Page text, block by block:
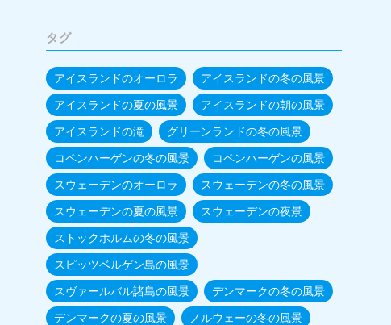
タグ
アイスランドのオーロラ アイスランドの冬の風景
アイスランドの夏の風景 アイスランドの朝の風景
アイスランドの滝 グリーンランドの冬の風景
コペンハーゲンの冬の風景 コペンハーゲンの風景
スウェーデンのオーロラ スウェーデンの冬の風景
スウェーデンの夏の風景 スウェーデンの夜景
ストックホルムの冬の風景
スピッツベルゲン島の風景
スヴァールバル諸島の風景 デンマークの冬の風景
デンマークの夏の風景 ノルウェーの冬の風景